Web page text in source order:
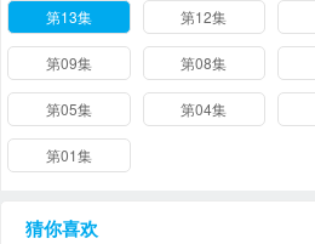
第13集 第12集
第09集 第08集
第05集 第04集
第01集
猜你喜欢